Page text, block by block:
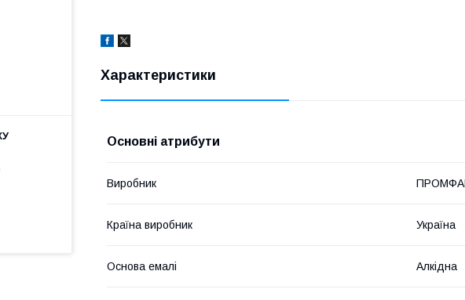
Характеристики
Основні атрибути
Виробник
Країна виробник Україна
Основа емалі Алкідна